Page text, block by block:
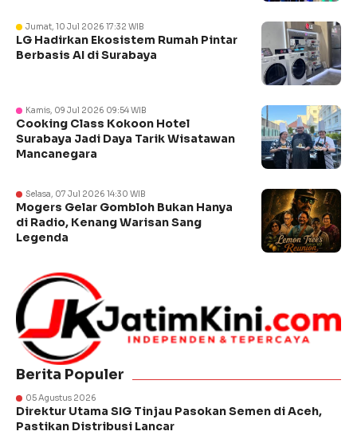
Jumat, 10 Jul 2026 17:32 WIB
LG Hadirkan Ekosistem Rumah Pintar
Berbasis AI di Surabaya
Kamis, 09 Jul 2026 09:54 WIB
Cooking Class Kokoon Hotel
Surabaya Jadi Daya Tarik Wisatawan
Mancanegara
Selasa, 07 Jul 2026 14:30 WIB
Mogers Gelar Gombloh Bukan Hanya
di Radio, Kenang Warisan Sang
Legenda
Berita Populer
05 Agustus 2026
Direktur Utama SIG Tinjau Pasokan Semen di Aceh,
Pastikan Distribusi Lancar